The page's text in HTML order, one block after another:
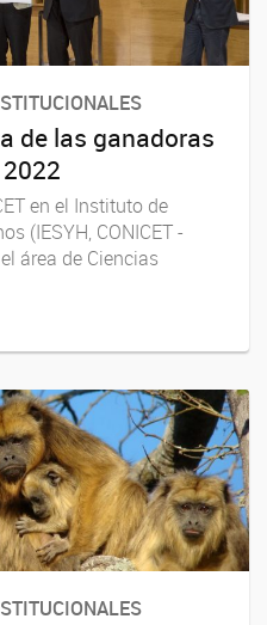
de las ganadoras
en el Instituto de
(IESYH, CONICET -
área de Ciencias